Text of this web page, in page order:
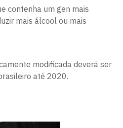
contenha um gen mais
mais álcool ou mais
modificada deverá ser
até 2020.